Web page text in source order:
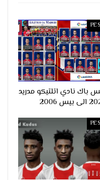
باك نادي اتلتيكو مدريد
بيس 2006